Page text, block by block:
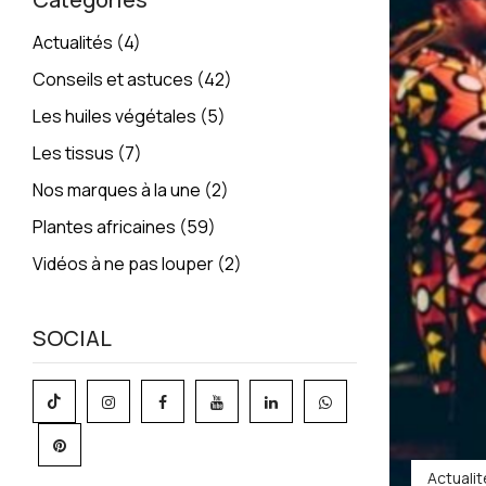
Actualités (4)
Conseils et astuces (42)
Les huiles végétales (5)
Les tissus (7)
Nos marques à la une (2)
Plantes africaines (59)
Vidéos à ne pas louper (2)
SOCIAL